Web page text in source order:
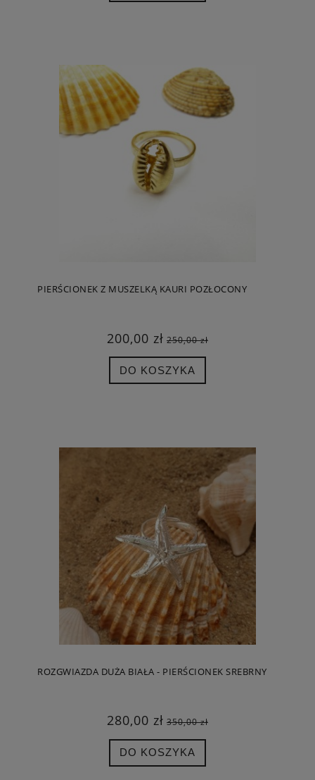
PIERŚCIONEK Z MUSZELKĄ KAURI POZŁOCONY
200,00 zł 250,00 zł
DO KOSZYKA
ROZGWIAZDA DUŻA BIAŁA - PIERŚCIONEK SREBRNY
280,00 zł 350,00 zł
DO KOSZYKA